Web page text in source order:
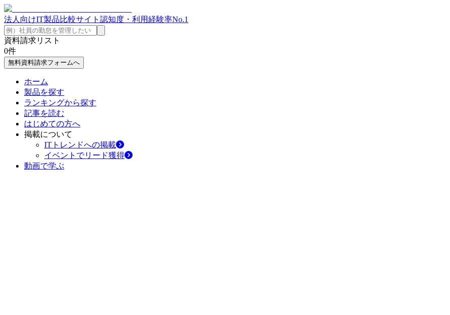
法人向けIT製品比較サイト 認知度・利用経験率No.1
資料請求リスト
0件
無料資料請求フォームへ
ホーム
製品を探す
ランキングから探す
記事を読む
はじめての方へ
掲載について
ITトレンドへの掲載
イベントでリード獲得
動画で学ぶ